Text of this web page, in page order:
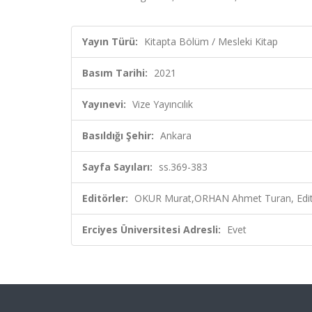
Yayın Türü: Kitapta Bölüm / Mesleki Kitap
Basım Tarihi: 2021
Yayınevi: Vize Yayıncılık
Basıldığı Şehir: Ankara
Sayfa Sayıları: ss.369-383
Editörler: OKUR Murat,ORHAN Ahmet Turan,
Erciyes Üniversitesi Adresli: Evet